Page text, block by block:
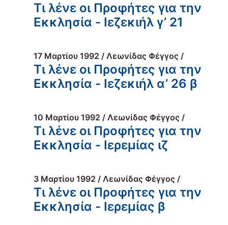
Τι λένε οι Προφήτες για την
Εκκλησία - Ιεζεκιήλ γ’ 21
17 Μαρτίου 1992 / Λεωνίδας Φέγγος /
Τι λένε οι Προφήτες για την
Εκκλησία - Ιεζεκιήλ α’ 26 β
10 Μαρτίου 1992 / Λεωνίδας Φέγγος /
Τι λένε οι Προφήτες για την
Εκκλησία - Ιερεμίας ιζ
3 Μαρτίου 1992 / Λεωνίδας Φέγγος /
Τι λένε οι Προφήτες για την
Εκκλησία - Ιερεμίας β